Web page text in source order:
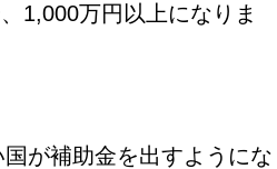
1,000万円以上になりま
が補助金を出すようにな